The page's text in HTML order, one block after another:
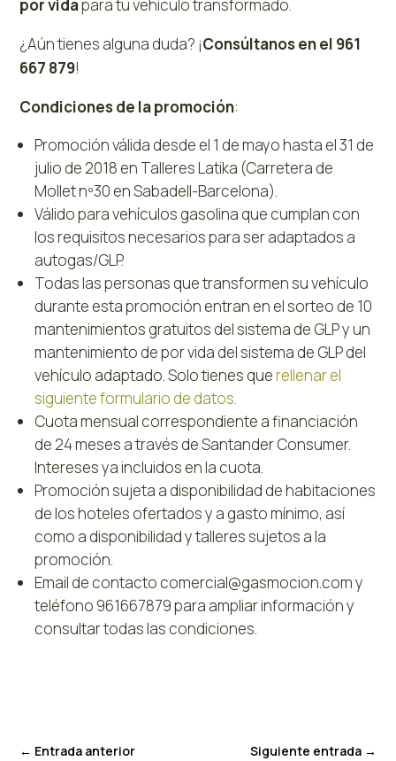
por vidapara tu vehículo transformado.
¿Aún tienes alguna duda? ¡Consúltanos en el 961
667 879!
Condiciones de la promoción:
Promoción válida desde el 1 de mayo hasta el 31 de
julio de 2018 en Talleres Latika (Carretera de
Mollet nº30 en Sabadell-Barcelona).
Válido para vehículos gasolina que cumplan con
los requisitos necesarios para ser adaptados a
autogas/GLP.
Todas las personas que transformen su vehículo
durante esta promoción entran en el sorteo de 10
mantenimientos gratuitos del sistema de GLP y un
mantenimiento de por vida del sistema de GLP del
vehículo adaptado. Solo tienes querellenar el
siguiente formulario de datos.
Cuota mensual correspondiente a financiación
de 24 meses a través de Santander Consumer.
Intereses ya incluidos en la cuota.
Promoción sujeta a disponibilidad de habitaciones
de los hoteles ofertados y a gasto mínimo, así
como a disponibilidad y talleres sujetos a la
promoción.
Email de contacto comercial@gasmocion.com y
teléfono 961667879 para ampliar información y
consultar todas las condiciones.
← Entrada anterior Siguiente entrada→